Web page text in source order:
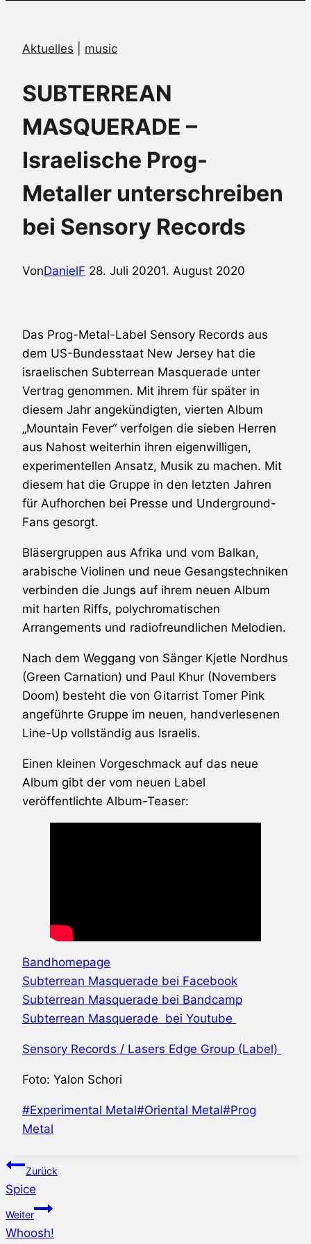
Aktuelles music
SUBTERREAN
MASQUERADE –
Israelische Prog-
Metaller unterschreiben
bei Sensory Records
VonDanielF 28. Juli 20201. August 2020
Das Prog-Metal-Label Sensory Records aus
dem US-Bundesstaat New Jersey hat die
israelischen Subterrean Masquerade unter
Vertrag genommen. Mit ihrem für später in
diesem Jahr angekündigten, vierten Album
„Mountain Fever“ verfolgen die sieben Herren
aus Nahost weiterhin ihren eigenwilligen,
experimentellen Ansatz, Musik zu machen. Mit
diesem hat die Gruppe in den letzten Jahren
für Aufhorchen bei Presse und Underground-
Fans gesorgt.
Bläsergruppen aus Afrika und vom Balkan,
arabische Violinen und neue Gesangstechniken
verbinden die Jungs auf ihrem neuen Album
mit harten Riffs, polychromatischen
Arrangements und radiofreundlichen Melodien.
Nach dem Weggang von Sänger Kjetle Nordhus
(Green Carnation) und Paul Khur (Novembers
Doom) besteht die von Gitarrist Tomer Pink
angeführte Gruppe im neuen, handverlesenen
Line-Up vollständig aus Israelis.
Einen kleinen Vorgeschmack auf das neue
Album gibt der vom neuen Label
veröffentlichte Album-Teaser:
Bandhomepage
Subterrean Masquerade bei Facebook
Subterrean Masquerade bei Bandcamp
Subterrean Masquerade bei Youtube
Sensory Records / Lasers Edge Group (Label)
Foto: Yalon Schori
Schlagworte:
#Experimental Metal#Oriental Metal#Prog
Metal
Beitragsnavigation
Zurück
Spice
Weiter
Whoosh!